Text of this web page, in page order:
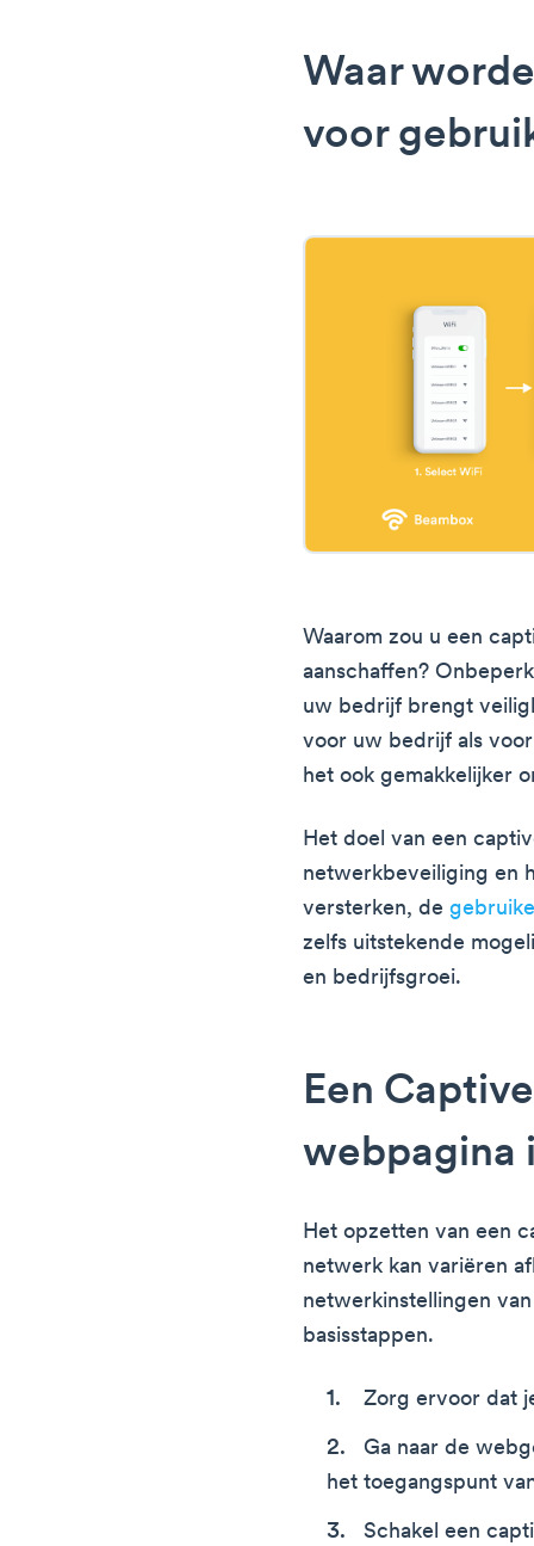
Waar
voor
Waarom zou u een
aanschaffen?
uw bedrijf brengt
voor uw bedrijf als
het ook gemakkelijker
Het doel van een
netwerkbeveiliging en
versterken, de
zelfs uitstekende
en bedrijfsgroei.
Een
webpagina
Het opzetten van een
netwerk kan variëren
netwerkinstellingen
basisstappen.
Zorg ervoor dat
Ga naar de
het toegangspunt
Schakel een